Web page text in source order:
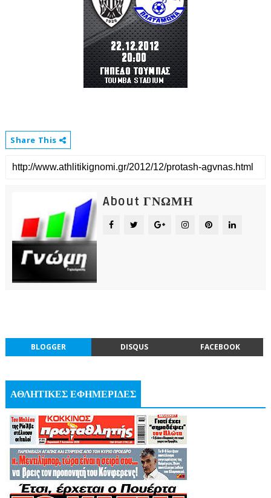
Share This
About ΓΝΩΜΗ
BLOGGER DISQUS FACEBOOK
ΑΘΛΗΤΙΚΕΣ ΕΦΗΜΕΡΙΔΕΣ